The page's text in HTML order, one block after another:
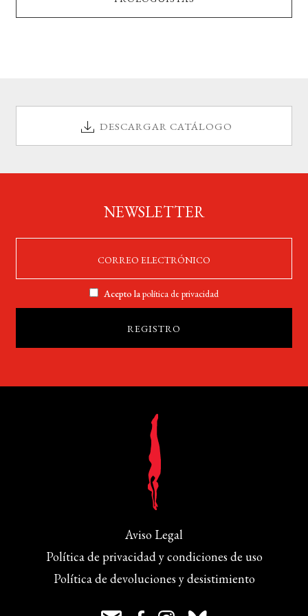
DESCARGAR CATÁLOGO
NEWSLETTER
Acepto lapolítica de privacidad
Aviso Legal
Política de privacidad y condiciones de uso
Política de devoluciones y desistimiento